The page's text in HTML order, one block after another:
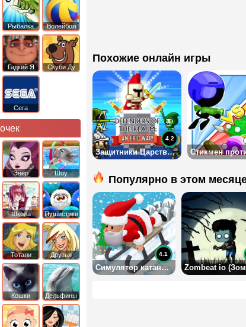
Похожие онлайн игры
Защитники Царства: эпическая война
4.2
Популярно в этом
Симулятор катания на санках
4.1
Рыбалка Волейбол
Гадкий Я Скуби Ду
Сега
Эвер
Афтер Хай
Шоу
дельфинов
Школа Пушистики
Тотали
Спайс
Друзья
ангелов
Кошки Дельфины